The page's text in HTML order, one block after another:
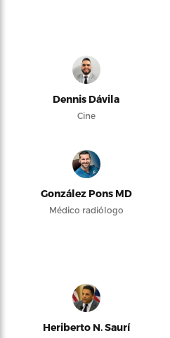
Dennis Dávila
Cine
González Pons MD
Médico radiólogo
Heriberto N. Saurí